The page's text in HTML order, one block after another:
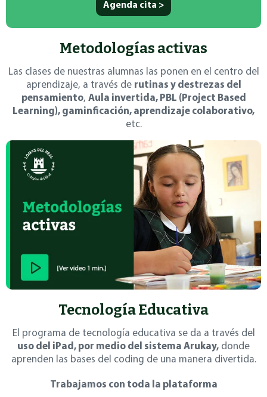
Agenda cita >
Metodologías activas
Las clases de nuestras alumnas las ponen en el centro del
aprendizaje, a través de rutinas y destrezas del
pensamiento, Aula invertida, PBL (Project Based
Learning), gaminficación, aprendizaje colaborativo,
etc.
Tecnología Educativa
El programa de tecnología educativa se da a través del
uso del iPad, por medio del sistema Arukay, donde
aprenden las bases del coding de una manera divertida.
Trabajamos con toda la plataforma